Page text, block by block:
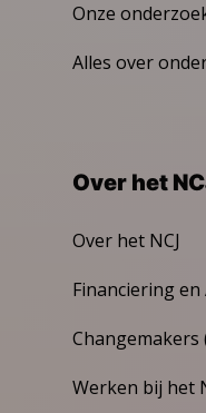
Onze
Alles over
Over het
Over het NCJ
Financiering en
Changemakers
Werken bij het